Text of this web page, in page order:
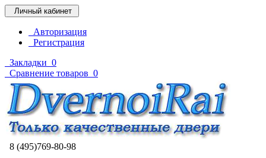
Личный кабинет
Авторизация
Регистрация
Закладки 0
Сравнение товаров 0
8 (495)769-80-98